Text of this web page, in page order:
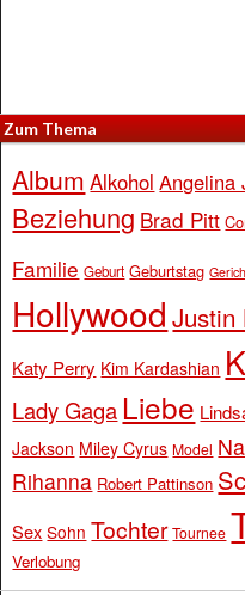
Zum Thema
Album Alkohol Angelina
Beziehung Brad Pitt
Familie Geburt Geburtstag
Hollywood Justin
Katy Perry Kim Kardashian
Lady Gaga Liebe
Jackson Miley Cyrus Model
Rihanna Robert Pattinson
Sex Sohn Tochter Tournee
Verlobung